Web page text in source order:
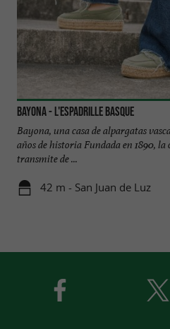
Bayona - L'espadrille Basque
Bayona, una casa de alpargatas
años de historia Fundada en 1890, la
transmite de ...
42 m - San Juan de Luz